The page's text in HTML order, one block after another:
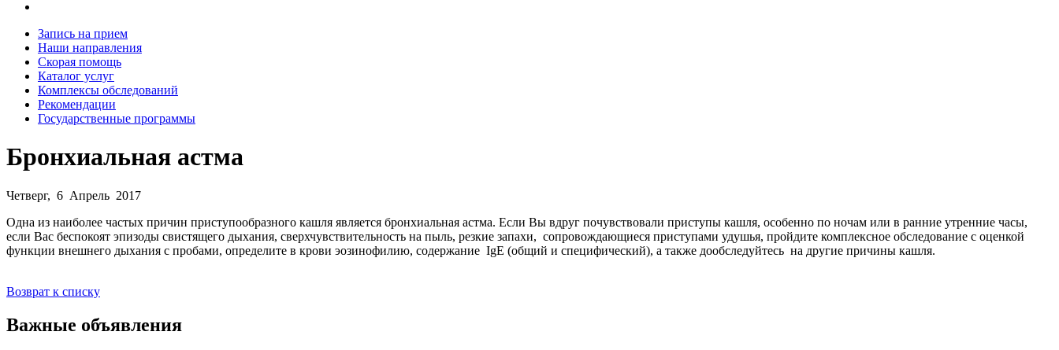
Запись на прием
Наши направления
Скорая помощь
Каталог услуг
Комплексы обследований
Рекомендации
Государственные программы
Бронхиальная астма
Четверг, 6 Апрель 2017
Одна из наиболее частых причин приступообразного кашля является бронхиальная астма. Если Вы вдруг почувствовали приступы кашля, особенно по ночам или в ранние утренние часы,
если Вас беспокоят эпизоды свистящего дыхания, сверхчувствительность на пыль, резкие запахи, сопровождающиеся приступами удушья, пройдите комплексное обследование с оценкой
функции внешнего дыхания с пробами, определите в крови эозинофилию, содержание IgE (общий и специфический), а также дообследуйтесь на другие причины кашля.
Возврат к списку
Важные объявления